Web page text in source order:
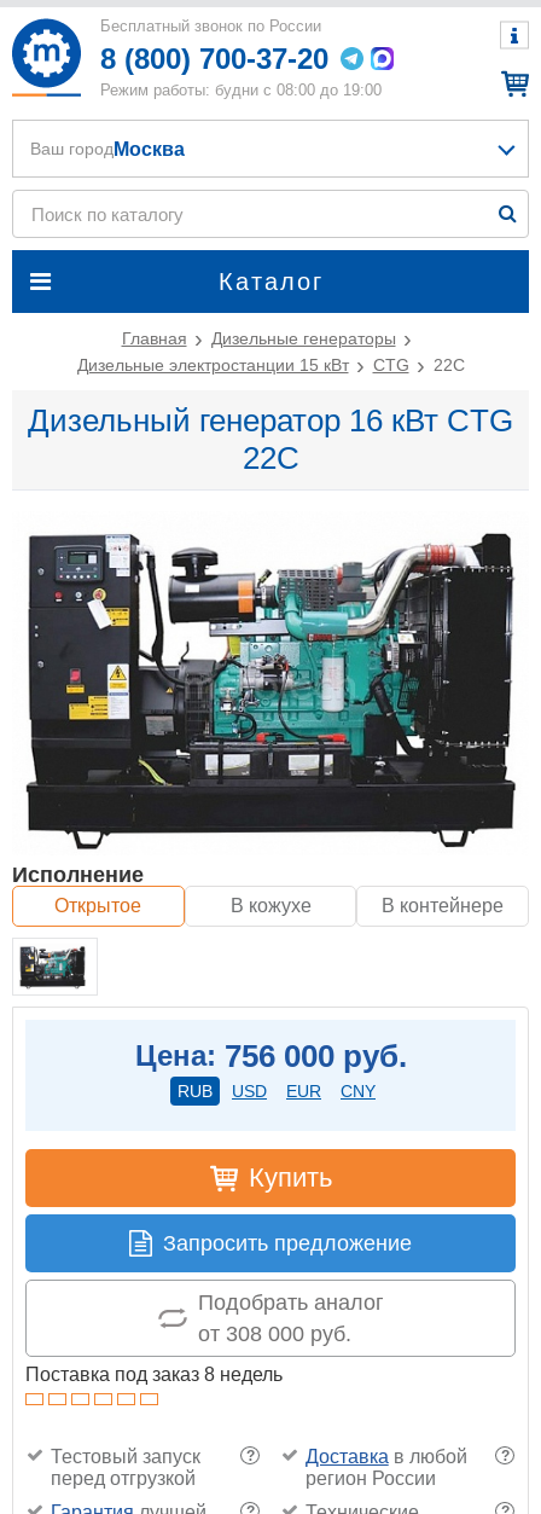
Бесплатный звонок по России
8 (800) 700-37-20
Режим работы: будни с 08:00 до 19:00
Каталог
Ваш город Москва
Главная
Дизельные генераторы
Дизельные электростанции 15 кВт
CTG 22C
Дизельный генератор 16 кВт CTG
22C
Исполнение
Открытое В кожухе В контейнере
Цена: 756 000 руб.
RUB USD EUR CNY
Купить
Запросить предложение
Подобрать аналог
от 308 000 руб.
Поставка под заказ 8 недель
?
Тестовый запуск
перед отгрузкой
?
Доставка в любой
регион России